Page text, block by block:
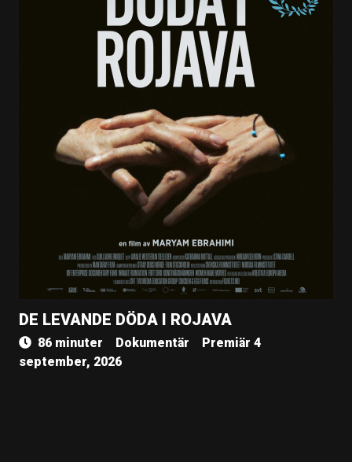
DE LEVANDE DÖDA I ROJAVA
86 minuter Dokumentär
Premiär 4
september, 2026